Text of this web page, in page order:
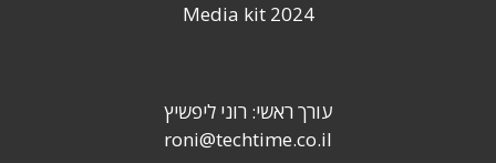
Media kit 2024
עורך ראשי: רוני ליפשיץ
roni@techtime.co.il